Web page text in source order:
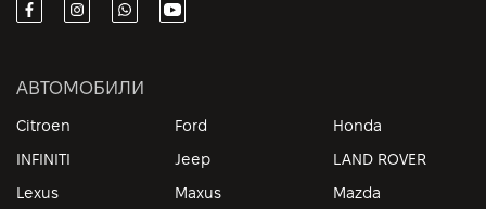
АВТОМОБИЛИ
Citroen Ford
Honda
INFINITI
Jeep
LAND ROVER
Lexus
Maxus
Mazda